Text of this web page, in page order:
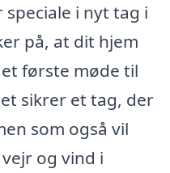
i nyt tag i
på, at dit hjem
første møde til
sikrer et tag, der
som også vil
og vind i